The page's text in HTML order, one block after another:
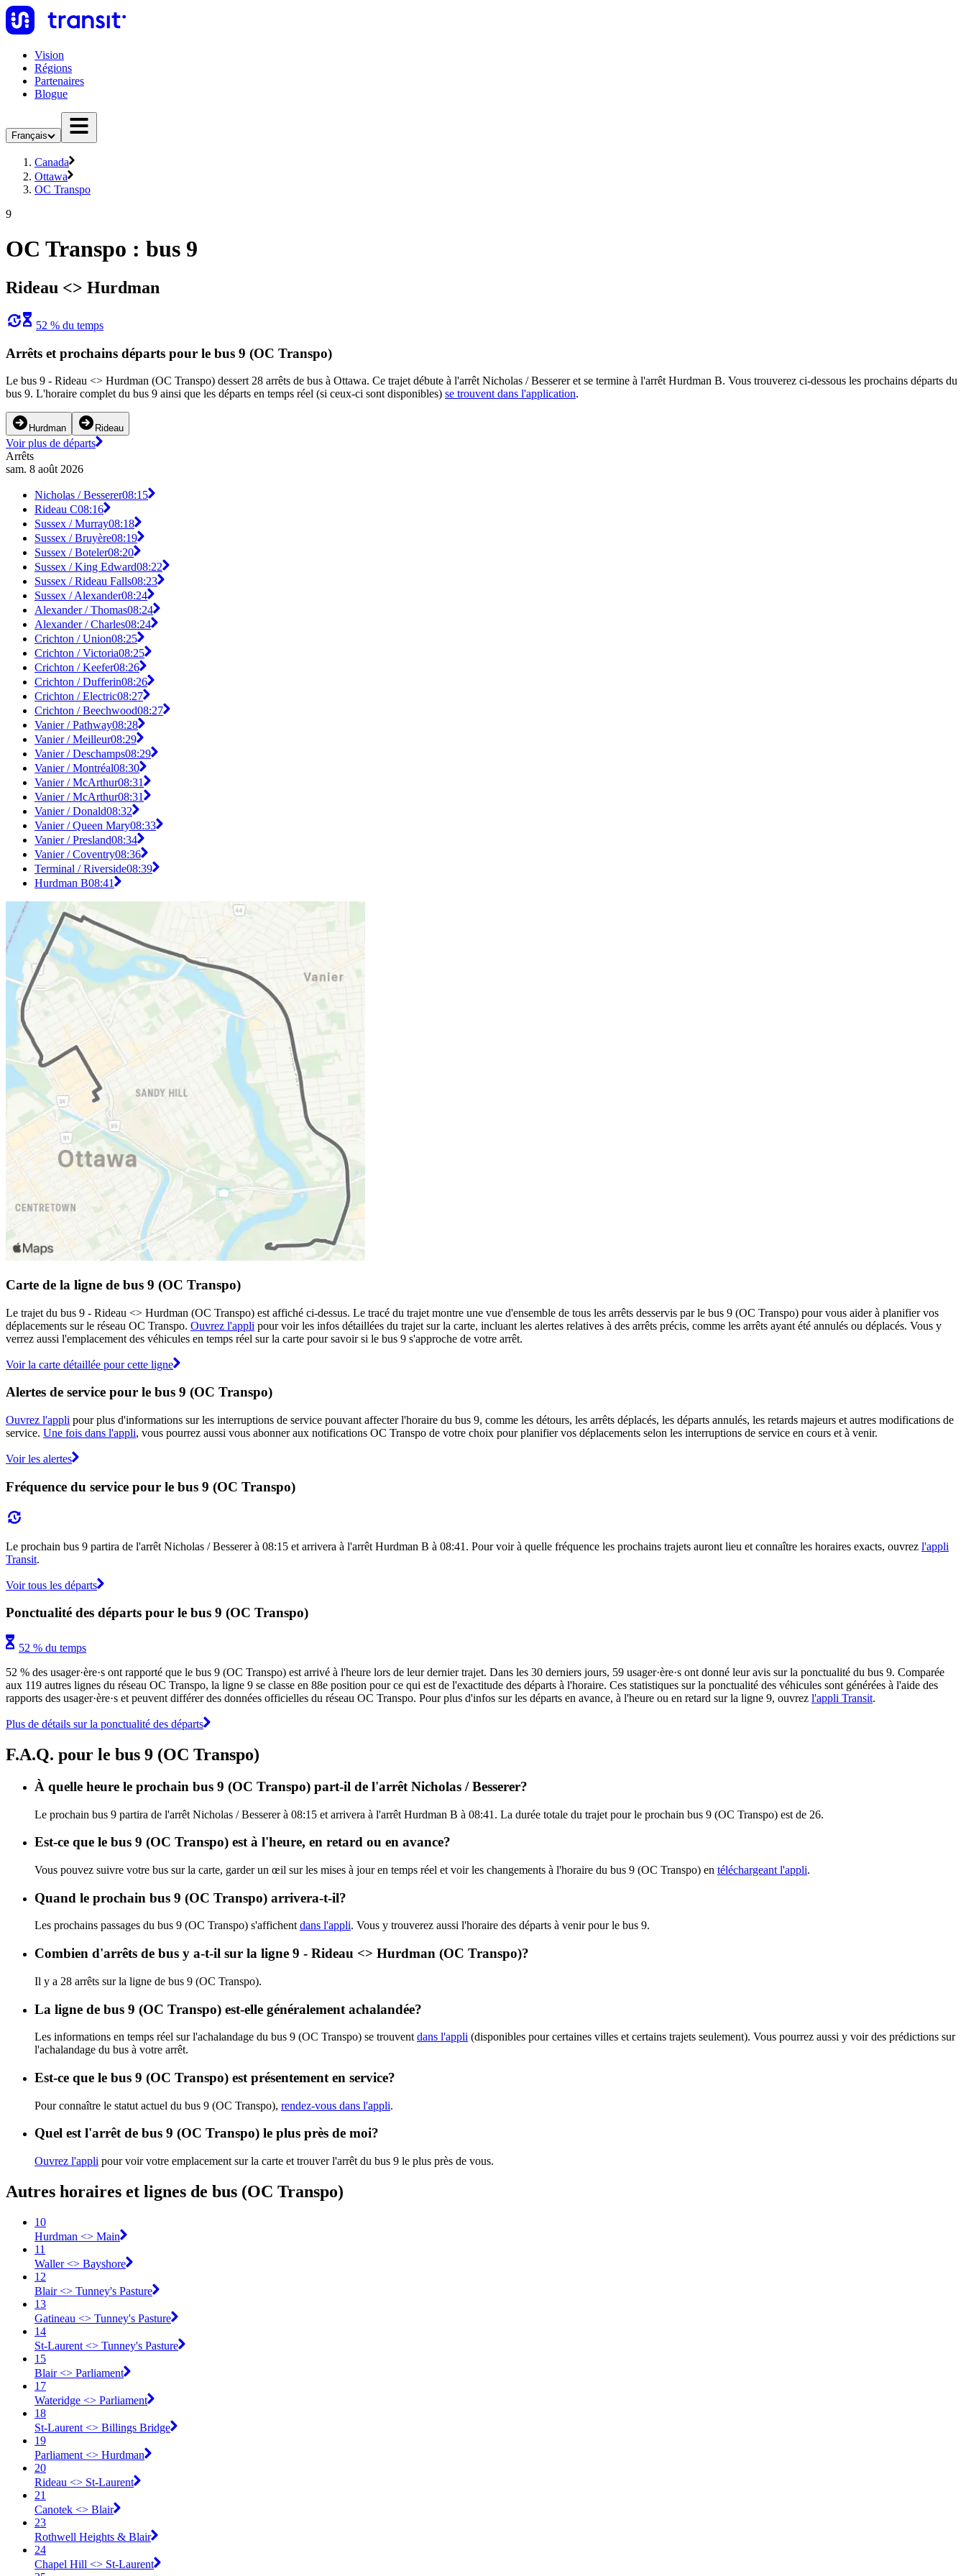
Vision
Régions
Partenaires
Blogue
Français
Canada
Ottawa
OC Transpo
9
OC Transpo : bus 9
Rideau <​> Hurdman
52 % du temps
Arrêts et prochains départs pour le bus 9 (OC Transpo)
Le bus 9 - Rideau <​> Hurdman (OC Transpo) dessert 28 arrêts de bus à Ottawa. Ce trajet débute à l'arrêt Nicholas / Besserer et se termine à l'arrêt Hurdman B. Vous trouverez ci-dessous les prochains départs du
bus 9. L'horaire complet du bus 9 ainsi que les départs en temps réel (si ceux-ci sont disponibles) se trouvent dans l'application.
Hurdman Rideau
Voir plus de départs
Arrêts
sam. 8 août 2026
Nicholas / Besserer08:15
Rideau C08:16
Sussex / Murray08:18
Sussex / Bruyère08:19
Sussex / Boteler08:20
Sussex / King Edward08:22
Sussex / Rideau Falls08:23
Sussex / Alexander08:24
Alexander / Thomas08:24
Alexander / Charles08:24
Crichton / Union08:25
Crichton / Victoria08:25
Crichton / Keefer08:26
Crichton / Dufferin08:26
Crichton / Electric08:27
Crichton / Beechwood08:27
Vanier / Pathway08:28
Vanier / Meilleur08:29
Vanier / Deschamps08:29
Vanier / Montréal08:30
Vanier / McArthur08:31
Vanier / McArthur08:31
Vanier / Donald08:32
Vanier / Queen Mary08:33
Vanier / Presland08:34
Vanier / Coventry08:36
Terminal / Riverside08:39
Hurdman B08:41
Carte de la ligne de bus 9 (OC Transpo)
Le trajet du bus 9 - Rideau <​> Hurdman (OC Transpo) est affiché ci-dessus. Le tracé du trajet montre une vue d'ensemble de tous les arrêts desservis par le bus 9 (OC Transpo) pour vous aider à planifier vos
déplacements sur le réseau OC Transpo. Ouvrez l'appli pour voir les infos détaillées du trajet sur la carte, incluant les alertes relatives à des arrêts précis, comme les arrêts ayant été annulés ou déplacés. Vous y
verrez aussi l'emplacement des véhicules en temps réel sur la carte pour savoir si le bus 9 s'approche de votre arrêt.
Voir la carte détaillée pour cette ligne
Alertes de service pour le bus 9 (OC Transpo)
Ouvrez l'appli pour plus d'informations sur les interruptions de service pouvant affecter l'horaire du bus 9, comme les détours, les arrêts déplacés, les départs annulés, les retards majeurs et autres modifications de
service. Une fois dans l'appli, vous pourrez aussi vous abonner aux notifications OC Transpo de votre choix pour planifier vos déplacements selon les interruptions de service en cours et à venir.
Voir les alertes
Fréquence du service pour le bus 9 (OC Transpo)
Le prochain bus 9 partira de l'arrêt Nicholas / Besserer à 08:15 et arrivera à l'arrêt Hurdman B à 08:41. Pour voir à quelle fréquence les prochains trajets auront lieu et connaître les horaires exacts, ouvrez l'appli
Transit.
Voir tous les départs
Ponctualité des départs pour le bus 9 (OC Transpo)
52 % du temps
52 % des usager·ère·s ont rapporté que le bus 9 (OC Transpo) est arrivé à l'heure lors de leur dernier trajet. Dans les 30 derniers jours, 59 usager·ère·s ont donné leur avis sur la ponctualité du bus 9. Comparée
aux 119 autres lignes du réseau OC Transpo, la ligne 9 se classe en 88e position pour ce qui est de l'exactitude des départs à l'horaire. Ces statistiques sur la ponctualité des véhicules sont générées à l'aide des
rapports des usager·ère·s et peuvent différer des données officielles du réseau OC Transpo. Pour plus d'infos sur les départs en avance, à l'heure ou en retard sur la ligne 9, ouvrez l'appli Transit.
Plus de détails sur la ponctualité des départs
F.A.Q. pour le bus 9 (OC Transpo)
À quelle heure le prochain bus 9 (OC Transpo) part-il de l'arrêt Nicholas / Besserer?
Le prochain bus 9 partira de l'arrêt Nicholas / Besserer à 08:15 et arrivera à l'arrêt Hurdman B à 08:41. La durée totale du trajet pour le prochain bus 9 (OC Transpo) est de 26.
Est-ce que le bus 9 (OC Transpo) est à l'heure, en retard ou en avance?
Vous pouvez suivre votre bus sur la carte, garder un œil sur les mises à jour en temps réel et voir les changements à l'horaire du bus 9 (OC Transpo) en téléchargeant l'appli.
Quand le prochain bus 9 (OC Transpo) arrivera-t-il?
Les prochains passages du bus 9 (OC Transpo) s'affichent dans l'appli. Vous y trouverez aussi l'horaire des départs à venir pour le bus 9.
Combien d'arrêts de bus y a-t-il sur la ligne 9 - Rideau <​> Hurdman (OC Transpo)?
Il y a 28 arrêts sur la ligne de bus 9 (OC Transpo).
La ligne de bus 9 (OC Transpo) est-elle généralement achalandée?
Les informations en temps réel sur l'achalandage du bus 9 (OC Transpo) se trouvent dans l'appli (disponibles pour certaines villes et certains trajets seulement). Vous pourrez aussi y voir des prédictions sur
l'achalandage du bus à votre arrêt.
Est-ce que le bus 9 (OC Transpo) est présentement en service?
Pour connaître le statut actuel du bus 9 (OC Transpo), rendez-vous dans l'appli.
Quel est l'arrêt de bus 9 (OC Transpo) le plus près de moi?
Ouvrez l'appli pour voir votre emplacement sur la carte et trouver l'arrêt du bus 9 le plus près de vous.
Autres horaires et lignes de bus (OC Transpo)
10
Hurdman <​> Main
11
Waller <​> Bayshore
12
Blair <​> Tunney's Pasture
13
Gatineau <​> Tunney's Pasture
14
St-Laurent <​> Tunney's Pasture
15
Blair <​> Parliament
17
Wateridge <​> Parliament
18
St-Laurent <​> Billings Bridge
19
Parliament <​> Hurdman
20
Rideau <​> St-Laurent
21
Canotek <​> Blair
23
Rothwell Heights & Blair
24
Chapel Hill <​> St-Laurent